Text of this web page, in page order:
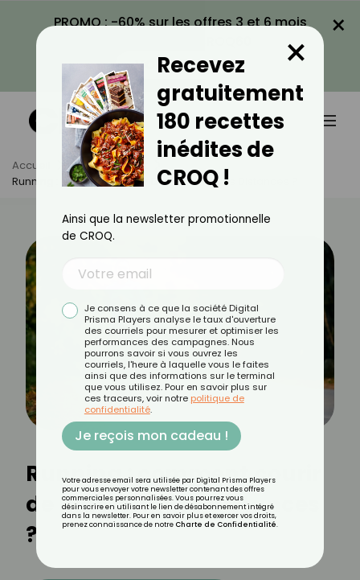
PROMO : -60% sur les offres 3 et 6 mois
VOIR LA PROMO
×
Accueil Actus
Sport
Running : Comment Courir De Plus Longues Distances ?
Running : comment courir
de plus longues distances
?
Recevez
gratuitement
180 recettes
inédites de
CROQ !
×
Ainsi que la newsletter promotionnelle
de CROQ.
Je consens à ce que la société Digital
Prisma Players analyse le taux d'ouverture
des courriels pour mesurer et optimiser les
performances des campagnes. Nous
pourrons savoir si vous ouvrez les
courriels, l'heure à laquelle vous le faites
ainsi que des informations sur le terminal
que vous utilisez. Pour en savoir plus sur
ces traceurs, voir notre politique de
confidentialité.
Je reçois mon cadeau !
Votre adresse email sera utilisée par Digital Prisma Players
pour vous envoyer votre newsletter contenant des offres
commerciales personnalisées. Vous pourrez vous
désinscrire en utilisant le lien de désabonnement intégré
dans la newsletter. Pour en savoir plus et exercer vos droits,
prenez connaissance de notre Charte de Confidentialité.